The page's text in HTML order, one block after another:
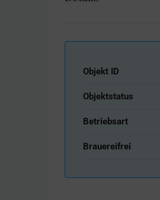
Objekt ID
Betriebsart
Brauereifrei
Objektstatus